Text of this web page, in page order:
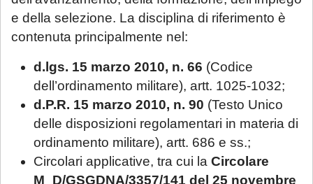
e della selezione. La disciplina di riferimento è
contenuta principalmente nel:
d.lgs. 15 marzo 2010, n. 66 (Codice
dell’ordinamento militare), artt. 1025-1032;
d.P.R. 15 marzo 2010, n. 90 (Testo Unico
delle disposizioni regolamentari in materia di
ordinamento militare), artt. 686 e ss.;
Circolari applicative, tra cui la Circolare
M_D/GSGDNA/3357/141 del 25 novembre